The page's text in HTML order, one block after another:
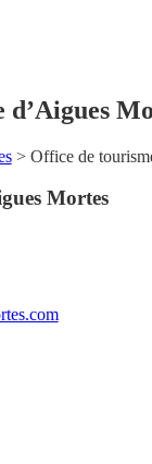
> Office de
Mortes